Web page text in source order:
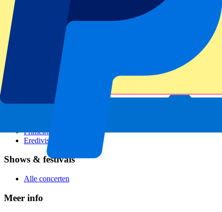
Voetbalcompetities
Champions League
Premier League
Serie A
Primeira Liga
Eredivisie
Shows & festivals
Alle concerten
Meer info